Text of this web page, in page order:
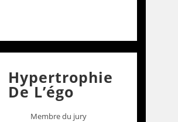
Hypertrophie
De L’égo
Membre du jury